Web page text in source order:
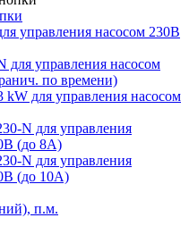
управления насосом 230В
для управления насосом
по времени)
для управления насосом
N для управления
(до 8А)
N для управления
(до 10А)
п.м.